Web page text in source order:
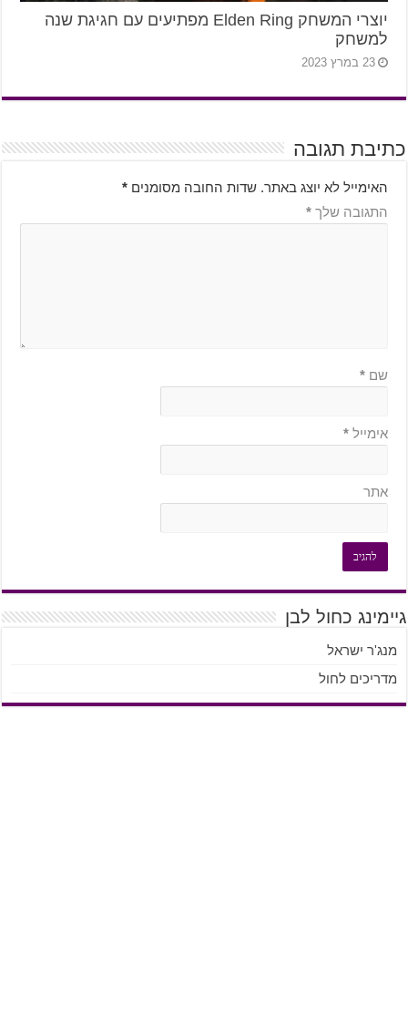
יוצרי המשחק Elden Ring מפתיעים עם חגיגת שנה
למשחק
23 במרץ 2023
כתיבת תגובה
האימייל לא יוצג באתר. שדות החובה מסומנים *
התגובה שלך *
שם *
אימייל *
אתר
גיימינג כחול לבן
מנג'ר ישראל
מדריכים לחול